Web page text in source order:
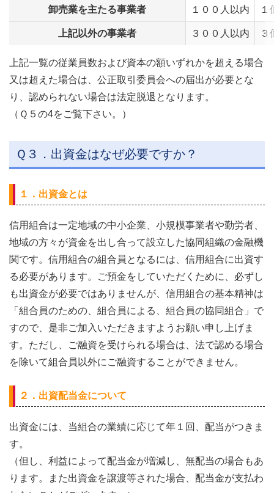
卸売業を主たる事業者 １００人以内 １
上記以外の事業者 ３００人以内 ３
上記一覧の従業員数および資本の額いずれかを超える場合
又は超えた場合は、公正取引委員会への届出が必要とな
り、認められない場合は法定脱退となります。
（Ｑ５の4をご覧下さい。）
Ｑ３．出資金はなぜ必要ですか？
１．出資金とは
信用組合は一定地域の中小企業、小規模事業者や勤労者、
地域の方々が資金を出し合って設立した協同組織の金融機
関です。信用組合の組合員となるには、信用組合に出資す
る必要があります。ご預金をしていただくために、必ずし
も出資金が必要ではありませんが、信用組合の基本精神は
「組合員のための、組合員による、組合員の協同組合」で
すので、是非ご加入いただきますようお願い申し上げま
す。ただし、ご融資を受けられる場合は、法で認める場合
を除いて組合員以外にご融資することができません。
２．出資配当金について
出資金には、当組合の業績に応じて年１回、配当がつきま
す。
（但し、利益によって配当金が増減し、無配当の場合もあ
ります。また出資金を譲渡等された場合、配当金が支払わ